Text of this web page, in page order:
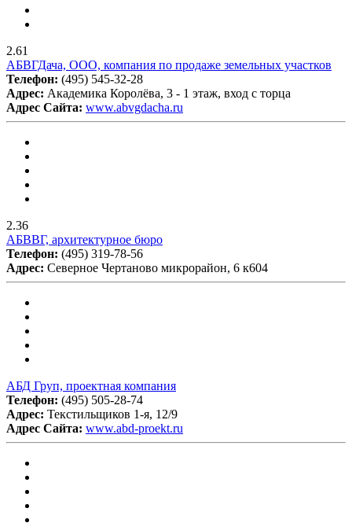
2.61
АБВГДача, ООО, компания по продаже земельных участков
Телефон: (495) 545-32-28
Адрес: Академика Королёва, 3 - 1 этаж, вход с торца
Адрес Сайта: www.abvgdacha.ru
2.36
АБВВГ, архитектурное бюро
Телефон: (495) 319-78-56
Адрес: Северное Чертаново микрорайон, 6 к604
АБД Груп, проектная компания
Телефон: (495) 505-28-74
Адрес: Текстильщиков 1-я, 12/9
Адрес Сайта: www.abd-proekt.ru